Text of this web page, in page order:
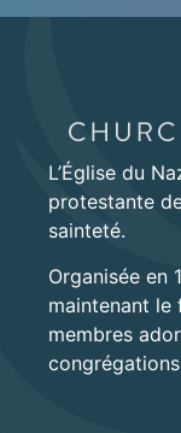
L’Église du
protestante
sainteté.
Organisée en
maintenant le
membres